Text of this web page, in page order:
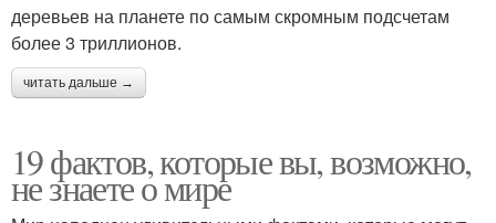
деревьев на планете по самым скромным подсчетам
более 3 триллионов.
читать дальше →
19 фактов, которые вы, возможно,
не знаете о мире